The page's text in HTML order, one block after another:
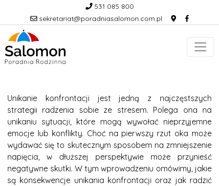
531 085 800
sekretariat@poradniasalomon.com.pl
Unikanie konfrontacji jest jedną z najczęstszych
strategii radzenia sobie ze stresem. Polega ona na
unikaniu sytuacji, które mogą wywołać nieprzyjemne
emocje lub konflikty. Choć na pierwszy rzut oka może
wydawać się to skutecznym sposobem na zmniejszenie
napięcia, w dłuższej perspektywie może przynieść
negatywne skutki. W tym wprowadzeniu omówimy, jakie
są konsekwencje unikania konfrontacji oraz jak radzić